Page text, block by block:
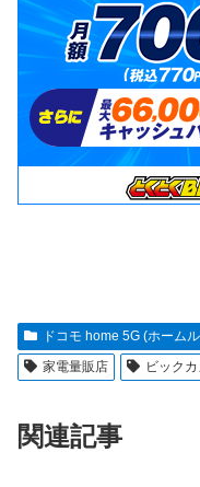
ドコモ home 5G (ホーム
家電量販店
ビックカ
関連記事